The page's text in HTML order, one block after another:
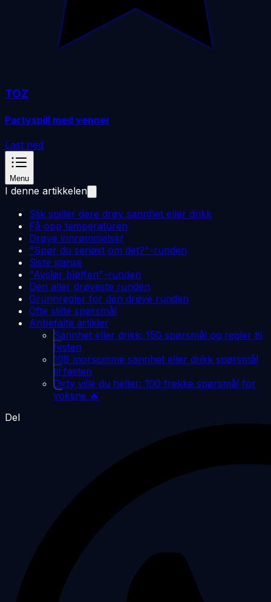
TOZ
Partyspill med venner
Last ned
Menu
I denne artikkelen
Slik spiller dere drøy sannhet eller drikk
Få opp temperaturen
Drøye innrømmelser
"Spør du seriøst om det?"-runden
Siste sjanse
"Avslør bløffen"-runden
Den aller drøyeste runden
Grunnregler for den drøye runden
Ofte stilte spørsmål
Anbefalte artikler
Sannhet eller drikk: 150 spørsmål og regler til
festen
108 morsomme sannhet eller drikk spørsmål
til festen
Dirty ville du heller: 100 frekke spørsmål for
voksne 🔥
Del